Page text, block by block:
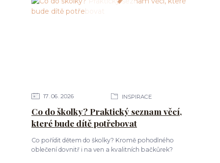
17 06 2026 INSPIRACE
Co do školky? Praktický seznam věcí,
které bude dítě potřebovat
Co pořídit dětem do školky? Kromě pohodlného
oblečení dovnitř i na ven a kvalitních bačkůrek?